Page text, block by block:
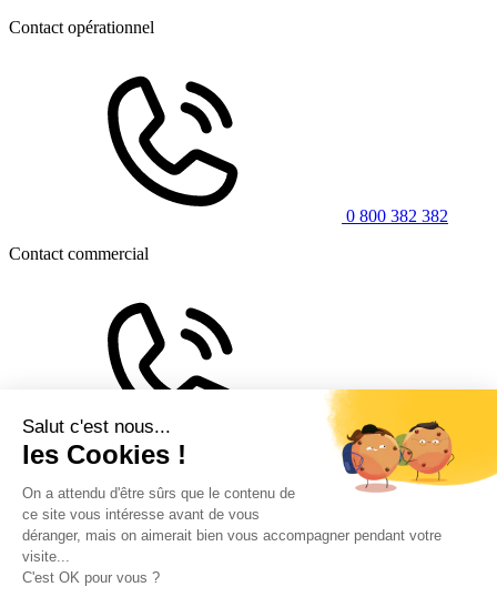
Contact opérationnel
0 800 382 382
Contact commercial
0 806 804 804